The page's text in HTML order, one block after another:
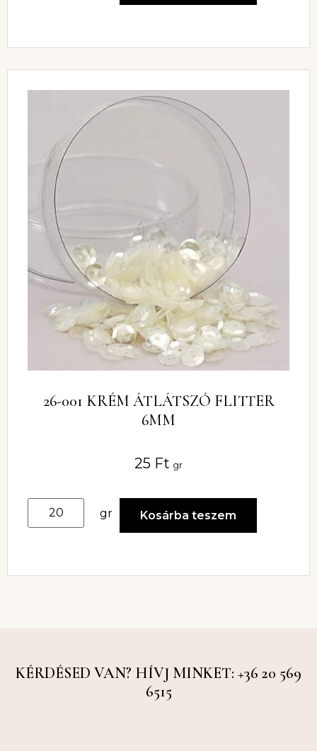
26-001 KRÉM ÁTLÁTSZÓ FLITTER
6MM
25 Ft gr
gr Kosárba teszem
KÉRDÉSED VAN? HÍVJ MINKET: +36 20 569
6515